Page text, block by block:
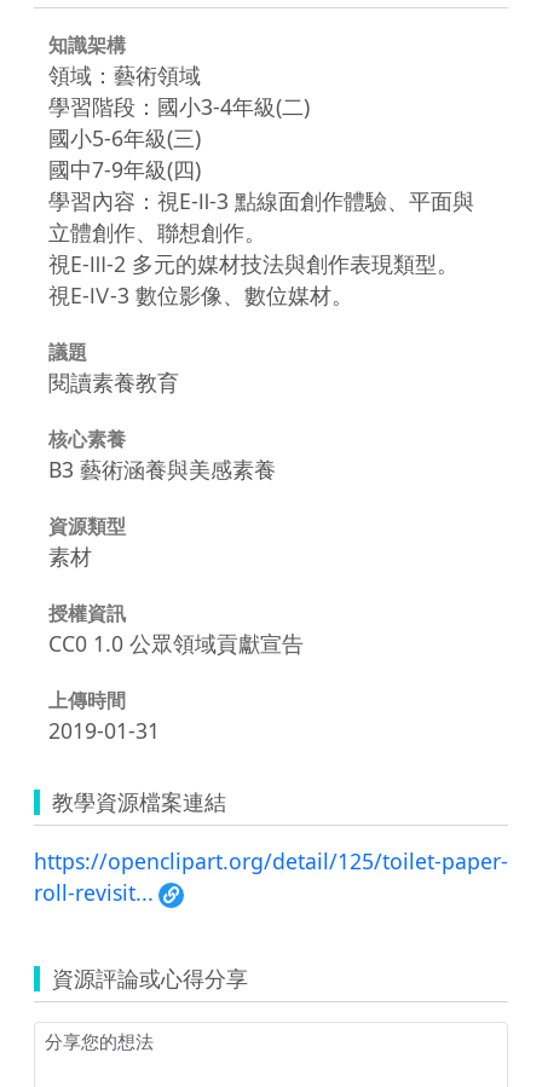
知識架構
領域：藝術領域
學習階段：國小3-4年級(二)
國小5-6年級(三)
國中7-9年級(四)
學習內容：視E-Ⅱ-3 點線面創作體驗、平面與
立體創作、聯想創作。
視E-Ⅲ-2 多元的媒材技法與創作表現類型。
視E-Ⅳ-3 數位影像、數位媒材。
議題
閱讀素養教育
核心素養
B3 藝術涵養與美感素養
資源類型
素材
授權資訊
CC0 1.0 公眾領域貢獻宣告
上傳時間
2019-01-31
教學資源檔案連結
https://openclipart.org/detail/125/toilet-paper-
roll-revisit...
資源評論或心得分享